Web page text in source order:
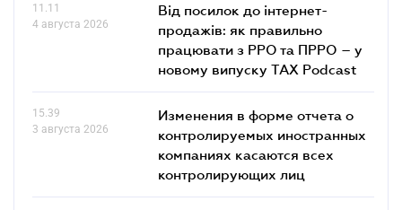
11.11
4 августа 2026
Від посилок до інтернет-
продажів: як правильно
працювати з РРО та ПРРО – у
новому випуску TAX Podcast
15.39
3 августа 2026
Изменения в форме отчета о
контролируемых иностранных
компаниях касаются всех
контролирующих лиц